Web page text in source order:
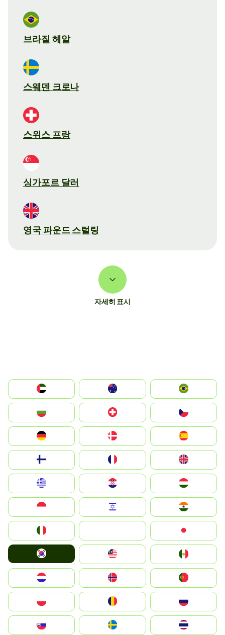
브라질 헤알
스웨덴 크로나
스위스 프랑
싱가포르 달러
영국 파운드 스털링
자세히 표시
الإمارات العربية المتحدة
Switzerland
Deutschland
United Kingdom
Magyarország
South Korea